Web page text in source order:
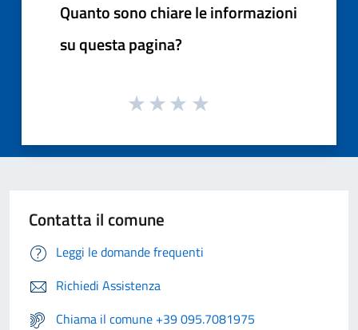
Quanto sono chiare le informazioni
su questa pagina?
Contatta il comune
Leggi le domande frequenti
Richiedi Assistenza
Chiama il comune +39 095.7081975